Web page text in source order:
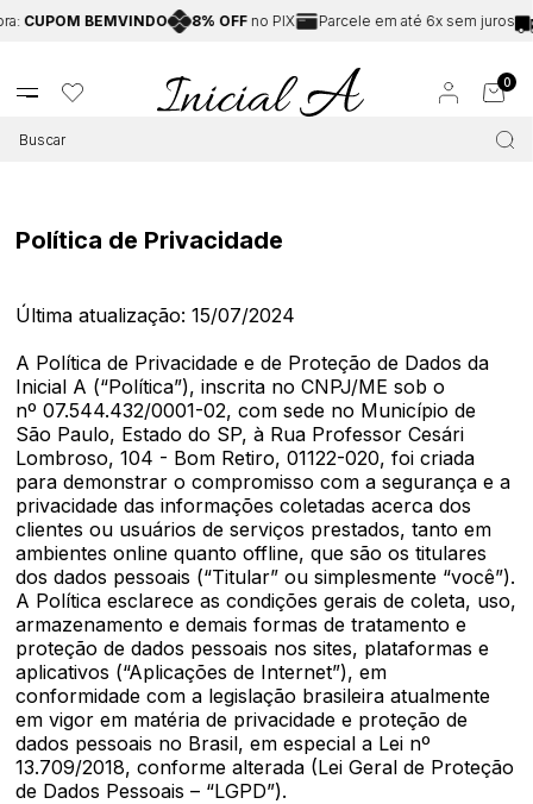
BEMVINDO 8% OFFno PIX Parcele em até 6x sem juros Frete
0
Política de Privacidade
Última atualização: 15/07/2024
A Política de Privacidade e de Proteção de Dados da
Inicial A (“Política”), inscrita no CNPJ/ME sob o
nº 07.544.432/0001-02, com sede no Município de
São Paulo, Estado do SP, à Rua Professor Cesári
Lombroso, 104 - Bom Retiro, 01122-020, foi criada
para demonstrar o compromisso com a segurança e a
privacidade das informações coletadas acerca dos
clientes ou usuários de serviços prestados, tanto em
ambientes online quanto offline, que são os titulares
dos dados pessoais (“Titular” ou simplesmente “você”).
A Política esclarece as condições gerais de coleta, uso,
armazenamento e demais formas de tratamento e
proteção de dados pessoais nos sites, plataformas e
aplicativos (“Aplicações de Internet”), em
conformidade com a legislação brasileira atualmente
em vigor em matéria de privacidade e proteção de
dados pessoais no Brasil, em especial a Lei nº
13.709/2018, conforme alterada (Lei Geral de Proteção
de Dados Pessoais – “LGPD”).